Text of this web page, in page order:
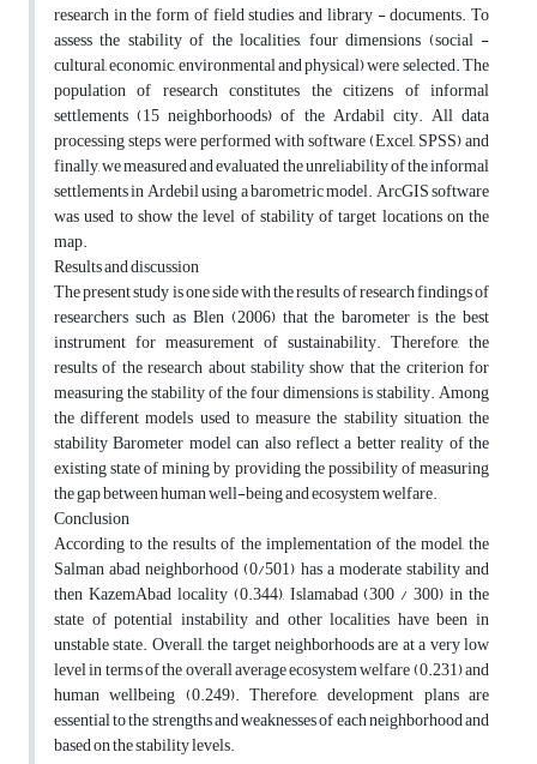
research in the form of field studies and library - documents. To
assess the stability of the localities, four dimensions (social -
cultural, economic, environmental and physical) were selected. The
population of research constitutes the citizens of informal
settlements (15 neighborhoods) of the Ardabil city. All data
processing steps were performed with software (Excel, SPSS) and
finally, we measured and evaluated the unreliability of the informal
settlements in Ardebil using a barometric model. ArcGIS software
was used to show the level of stability of target locations on the
map.
Results and discussion
The present study is one side with the results of research findings of
researchers such as Blen (2006) that the barometer is the best
instrument for measurement of sustainability. Therefore, the
results of the research about stability show that the criterion for
measuring the stability of the four dimensions is stability. Among
the different models used to measure the stability situation, the
stability Barometer model can also reflect a better reality of the
existing state of mining by providing the possibility of measuring
the gap between human well-being and ecosystem welfare.
Conclusion
According to the results of the implementation of the model, the
Salman abad neighborhood (0/501) has a moderate stability and
then KazemAbad locality (0.344), Islamabad (300 / 300) in the
state of potential instability and other localities have been in
unstable state. Overall, the target neighborhoods are at a very low
level in terms of the overall average ecosystem welfare (0.231) and
human wellbeing (0.249). Therefore, development plans are
essential to the strengths and weaknesses of each neighborhood and
based on the stability levels.